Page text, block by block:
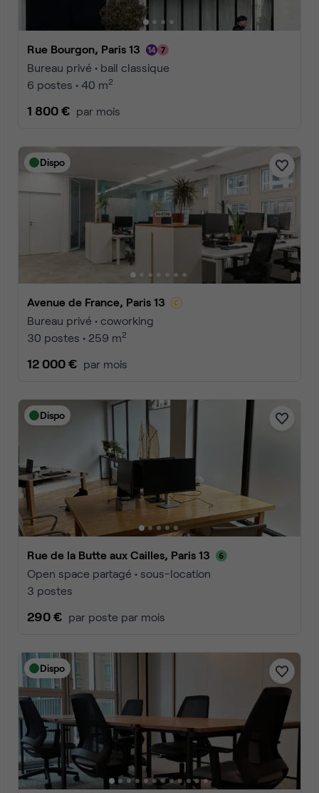
Rue Bourgon, Paris 13
Bureau privé • bail classique
6 postes • 40 m2
1 800 € par mois
Dispo
Avenue de France, Paris 13
Bureau privé • coworking
30 postes • 259 m2
12 000 € par mois
Dispo
Rue de la Butte aux Cailles, Paris 13
Open space partagé • sous-location
3 postes
290 € par poste par mois
Dispo